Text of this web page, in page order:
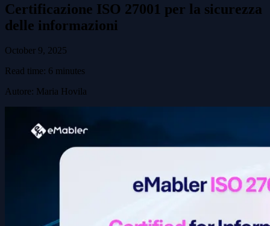
Certificazione ISO 27001 per la sicurezza
delle informazioni
October 9, 2025
Read time: 6 minutes
Autore: Maria Hovila